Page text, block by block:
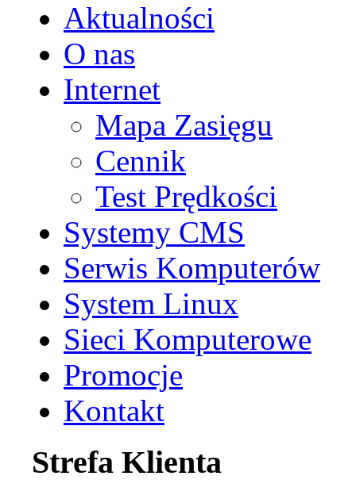
Aktualności
O nas
Internet
Mapa Zasięgu
Cennik
Test Prędkości
Systemy CMS
Serwis Komputerów
System Linux
Sieci Komputerowe
Promocje
Kontakt
Strefa Klienta